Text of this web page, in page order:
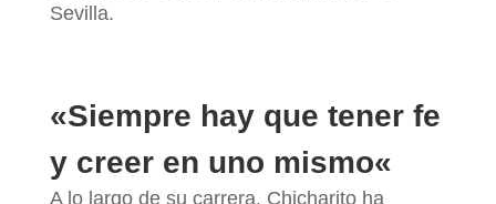
Sevilla.
«Siempre hay que tener fe
y creer en uno mismo«
A lo largo de su carrera, Chicharito ha